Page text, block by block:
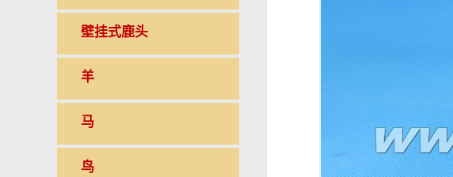
壁挂式鹿头
羊
马
鸟